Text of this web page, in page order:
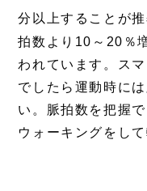
分以上することが
拍数より10～20％
われています。ス
でしたら運動時に
い。脈拍数を把握
ウォーキングをし